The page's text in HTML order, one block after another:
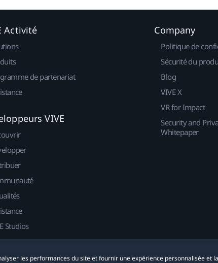
les performances du site et fournir une expérience personnalisée et
Activité
de partenariat
VIVE
Studios
Company
Politique de
Sécurité du
Blog
VIVE X
VR for Impact
Security and
Whitepaper